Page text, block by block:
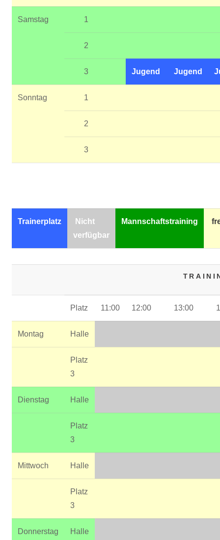
Samstag 1
2
3 Jugend Jugend
Sonntag 1
2
3
Trainerplatz
Nicht
verfügbar
Mannschaftstraining
Platz 11:00 12:00 13:00
Montag Halle
Platz
3
Dienstag Halle
Platz
3
Mittwoch Halle
Platz
3
Donnerstag Halle